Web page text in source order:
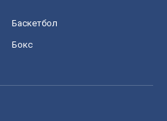
Баскетбол
Бокс